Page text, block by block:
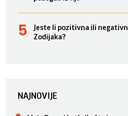
Jeste li pozitivna ili
Zodijaka?
NAJNOVIJE